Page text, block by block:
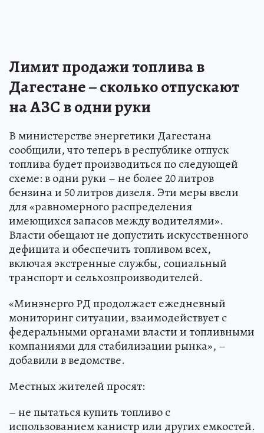
Лимит продажи топлива в
Дагестане – сколько отпускают
на АЗС в одни руки
В министерстве энергетики Дагестана
сообщили, что теперь в республике отпуск
топлива будет производиться по следующей
схеме: в одни руки – не более 20 литров
бензина и 50 литров дизеля. Эти меры ввели
для «равномерного распределения
имеющихся запасов между водителями».
Власти обещают не допустить искусственного
дефицита и обеспечить топливом всех,
включая экстренные службы, социальный
транспорт и сельхозпроизводителей.
«Минэнерго РД продолжает ежедневный
мониторинг ситуации, взаимодействует с
федеральными органами власти и топливными
компаниями для стабилизации рынка», –
добавили в ведомстве.
Местных жителей просят:
– не пытаться купить топливо с
использованием канистр или других емкостей.